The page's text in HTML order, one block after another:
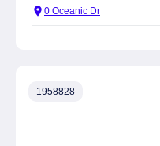
location_on 0 Oceanic Dr
1958828